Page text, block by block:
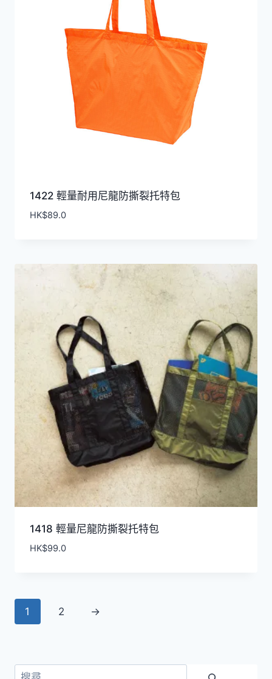
1422 輕量耐用尼龍防撕裂托特包
HK$89.0
1418 輕量尼龍防撕裂托特包
HK$99.0
1 2 →
搜